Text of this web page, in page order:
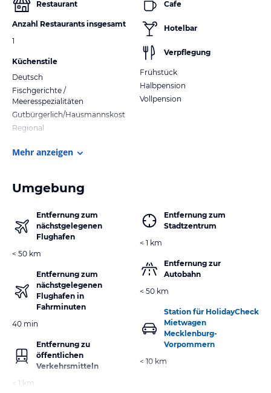
Restaurant
Anzahl Restaurants insgesamt
1
Küchenstile
Deutsch
Fischgerichte /
Meeresspezialitäten
Gutbürgerlich/Hausmannskost
Regional
Cafe
Hotelbar
Verpflegung
Frühstück
Halbpension
Vollpension
Mehr anzeigen
Umgebung
Entfernung zum
nächstgelegenen
Flughafen
< 50 km
Entfernung zum
nächstgelegenen
Flughafen in
Fahrminuten
40 min
Entfernung zu
öffentlichen
Verkehrsmitteln
< 1 km
Entfernung zum
Stadtzentrum
< 1 km
Entfernung zur
Autobahn
< 50 km
Station für HolidayCheck
Mietwagen
Mecklenburg-
Vorpommern
< 10 km